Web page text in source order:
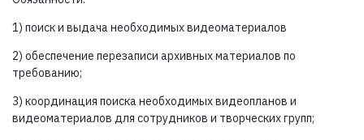
1) поиск и выдача необходимых видеоматериалов
2) обеспечение перезаписи архивных материалов по
требованию;
3) координация поиска необходимых видеопланов и
видеоматериалов для сотрудников и творческих групп;